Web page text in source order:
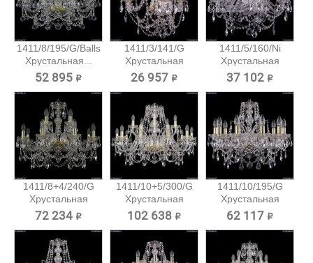
1411/8/195/G/Balls
Хрустальная...
52 895 ₽
1411/3/141/G
Хрустальная
подвесная...
26 957 ₽
1411/5/160/Ni
Хрустальная
подвесная...
37 102 ₽
1411/8+4/240/G
Хрустальная
подвесная...
72 234 ₽
1411/10+5/300/G
Хрустальная
подвесная...
102 638 ₽
1411/10/195/G
Хрустальная
подвесная...
62 117 ₽